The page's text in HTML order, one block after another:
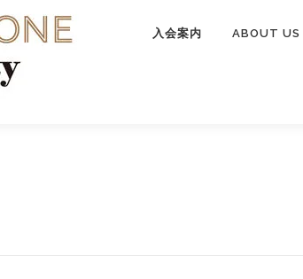
入会案内 ABOUT US